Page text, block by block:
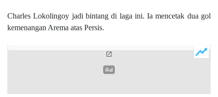
Charles Lokolingoy jadi bintang di laga ini. Ia mencetak dua gol
kemenangan Arema atas Persis.